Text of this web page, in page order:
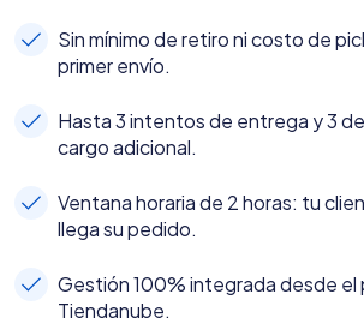
Sin mínimo de retiro ni costo de
primer envío.
Hasta 3 intentos de entrega y 3
cargo adicional.
Ventana horaria de 2 horas: tu
llega su pedido.
Gestión 100% integrada desde el
Tiendanube.